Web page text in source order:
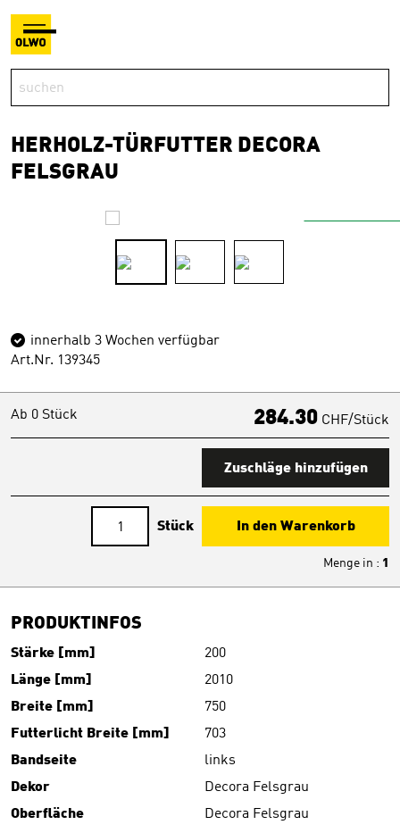
HERHOLZ-TÜRFUTTER DECORA
FELSGRAU
innerhalb 3 Wochen verfügbar
Art.Nr. 139345
Ab 0 Stück 284.30 CHF/Stück
Zuschläge hinzufügen
Stück In den Warenkorb
Menge in : 1
PRODUKTINFOS
Stärke [mm]
200
Länge [mm]
2010
Breite [mm]
750
Futterlicht Breite [mm]
703
Bandseite
links
Dekor
Decora Felsgrau
Oberfläche
Decora Felsgrau